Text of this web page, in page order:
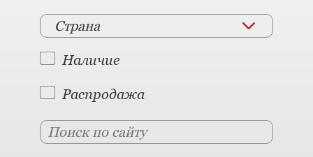
Страна
Наличие
Распродажа